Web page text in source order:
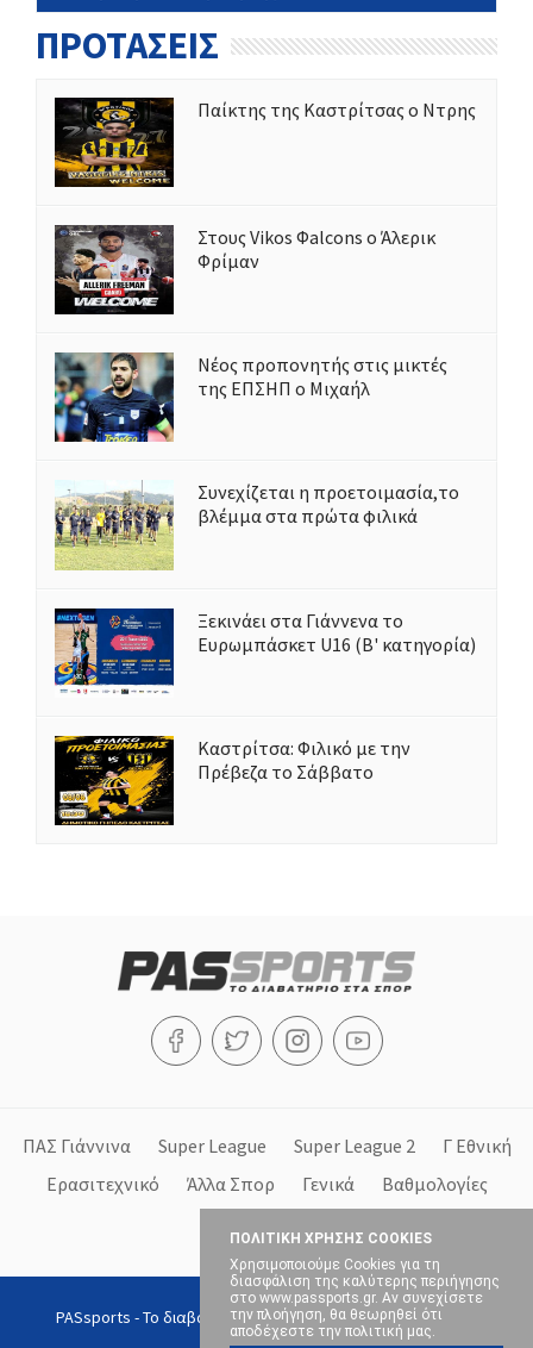
ΠΟΛΙΤΙΚΗ ΧΡΗΣΗΣ COOKIES
Χρησιμοποιούμε Cookies για τη
διασφάλιση της καλύτερης περιήγησης
στο www.passports.gr. Αν συνεχίσετε
την πλοήγηση, θα θεωρηθεί ότι
αποδέχεστε την πολιτική μας.
ΠΡΟΤΑΣΕΙΣ
Παίκτης της Καστρίτσας ο Ντρης
Στους Vikos Φalcons ο Άλερικ
Φρίμαν
Νέος προπονητής στις μικτές
της ΕΠΣΗΠ ο Μιχαήλ
Συνεχίζεται η προετοιμασία,το
βλέμμα στα πρώτα φιλικά
Ξεκινάει στα Γιάννενα το
Ευρωμπάσκετ U16 (Β' κατηγορία)
Καστρίτσα: Φιλικό με την
Πρέβεζα το Σάββατο
ΠΑΣ Γιάννινα Super League Super League 2
Γ Εθνική
Ερασιτεχνικό
Άλλα Σπορ Γενικά
Βαθμολογίες
PASsports - Το διαβατήριο στα σπορ, Copyright © 2026, All
rights reserved.